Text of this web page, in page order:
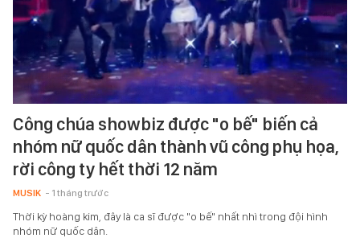
Công chúa showbiz được "o bế" biến cả
nhóm nữ quốc dân thành vũ công phụ họa,
rời công ty hết thời 12 năm
MUSIK - 1 tháng trước
Thời kỳ hoàng kim, đây là ca sĩ được "o bế" nhất nhì trong đội hình
nhóm nữ quốc dân.